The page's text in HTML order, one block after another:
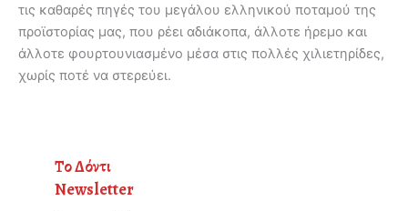
τις καθαρές πηγές του μεγάλου ελληνικού ποταμού της
προϊστορίας μας, που ρέει αδιάκοπα, άλλοτε ήρεμο και
άλλοτε φουρτουνιασμένο μέσα στις πολλές χιλιετηρίδες,
χωρίς ποτέ να στερεύει.
Το Δόντι
Newsletter